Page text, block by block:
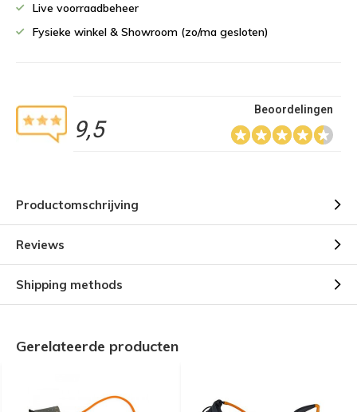
Live voorraadbeheer
Fysieke winkel & Showroom (zo/ma gesloten)
9,5
Beoordelingen
Productomschrijving
Reviews
Shipping methods
Gerelateerde producten